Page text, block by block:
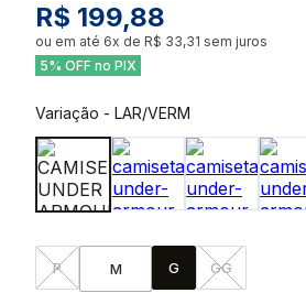
R$ 199,88
ou em até 6x de R$ 33,31 sem juros
5% OFF no PIX
Variação - LAR/VERM
P M G GG